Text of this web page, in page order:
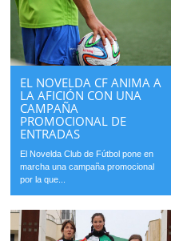
EL NOVELDA CF ANIMA A
LA AFICIÓN CON UNA
CAMPAÑA
PROMOCIONAL DE
ENTRADAS
El Novelda Club de Fútbol pone en
marcha una campaña promocional
por la que...